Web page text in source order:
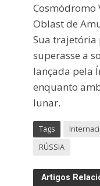
Cosmódromo
Oblast de
Sua trajetória
superasse a
lançada pela
enquanto
lunar.
Tags
RÚSSIA
Artigos